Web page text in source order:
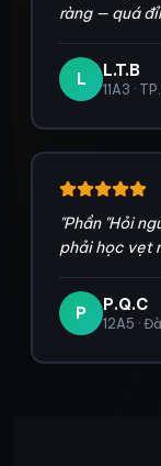
ràng — quá
L L.T.B
11A3 ·
"Phần "Hỏi
phải học vẹt
P P.Q.C
12A5 ·